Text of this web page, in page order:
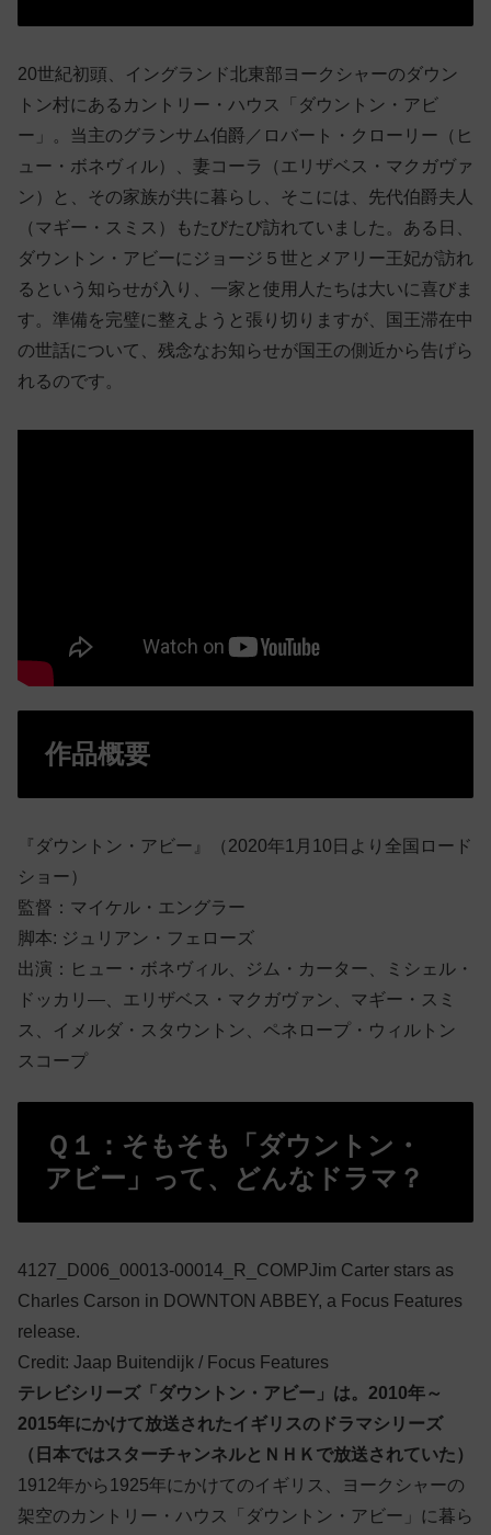
20世紀初頭、イングランド北東部ヨークシャーのダウン
トン村にあるカントリー・ハウス「ダウントン・アビ
ー」。当主のグランサム伯爵／ロバート・クローリー（ヒ
ュー・ボネヴィル）、妻コーラ（エリザベス・マクガヴァ
ン）と、その家族が共に暮らし、そこには、先代伯爵夫人
（マギー・スミス）もたびたび訪れていました。ある日、
ダウントン・アビーにジョージ５世とメアリー王妃が訪れ
るという知らせが入り、一家と使用人たちは大いに喜びま
す。準備を完璧に整えようと張り切りますが、国王滞在中
の世話について、残念なお知らせが国王の側近から告げら
れるのです。
作品概要
『ダウントン・アビー』（2020年1月10日より全国ロード
ショー）
監督：マイケル・エングラー
脚本: ジュリアン・フェローズ
出演：ヒュー・ボネヴィル、ジム・カーター、ミシェル・
ドッカリ―、エリザベス・マクガヴァン、マギー・スミ
ス、イメルダ・スタウントン、ペネロープ・ウィルトン
スコープ
Ｑ１：そもそも「ダウントン・
アビー」って、どんなドラマ？
4127_D006_00013-00014_R_COMPJim Carter stars as
Charles Carson in DOWNTON ABBEY, a Focus Features
release.
Credit: Jaap Buitendijk / Focus Features
テレビシリーズ「ダウントン・アビー」は。2010年～
2015年にかけて放送されたイギリスのドラマシリーズ
（日本ではスターチャンネルとＮＨＫで放送されていた）
1912年から1925年にかけてのイギリス、ヨークシャーの
架空のカントリー・ハウス「ダウントン・アビー」に暮ら